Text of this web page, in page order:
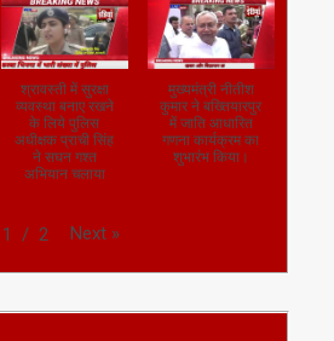
श्रावस्ती में सुरक्षा
व्यवस्था बनाए रखने
के लिये पुलिस
अधीक्षक प्राची सिंह
ने सघन गश्त
अभियान चलाया
मुख्यमंत्री नीतीश
कुमार ने बख्तियारपुर
में जाति आधारित
गणना कार्यक्रम का
शुभारंभ किया।
1 / 2 Next »